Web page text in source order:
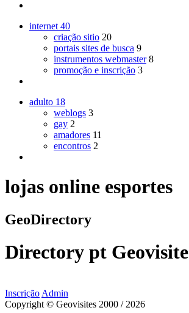
internet 40
criação sitio 20
portais sites de busca 9
instrumentos webmaster 8
promoção e inscrição 3
adulto 18
weblogs 3
gay 2
amadores 11
encontros 2
lojas online esportes
GeoDirectory
Directory pt
Inscrição Admin
Copyright © Geovisites 2000 / 2026